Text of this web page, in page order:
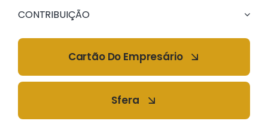
CONTRIBUIÇÃO
Cartão Do Empresário
Sfera